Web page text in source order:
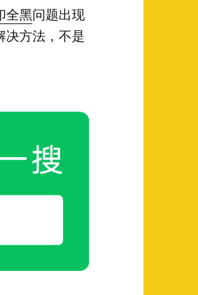
全黑问题出现
决方法，不是